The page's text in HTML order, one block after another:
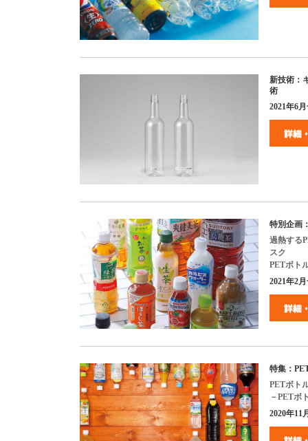
新技術：
術
2021年6月
特別企画
過熱する
スク
PETボト
2021年2月
特集：
PETボト
－PETボ
2020年11